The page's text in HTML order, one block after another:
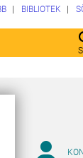
BIBLIOTEK